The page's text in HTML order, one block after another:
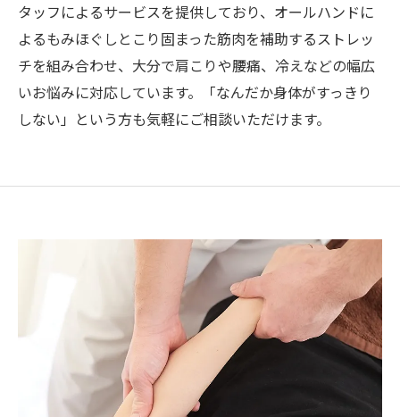
タッフによるサービスを提供しており、オールハンドに
よるもみほぐしとこり固まった筋肉を補助するストレッ
チを組み合わせ、大分で肩こりや腰痛、冷えなどの幅広
いお悩みに対応しています。「なんだか身体がすっきり
しない」という方も気軽にご相談いただけます。